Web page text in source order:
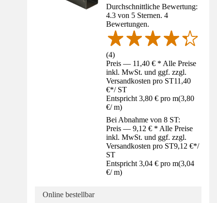
Durchschnittliche Bewertung:
4.3 von 5 Sternen. 4
Bewertungen.
(4)
Preis — 11,40 € * Alle Preise
inkl. MwSt. und ggf. zzgl.
Versandkosten pro ST11,40
€*/ ST
Entspricht 3,80 € pro m(3,80
€/ m)
Bei Abnahme von 8 ST:
Preis — 9,12 € * Alle Preise
inkl. MwSt. und ggf. zzgl.
Versandkosten pro ST9,12 €*/
ST
Entspricht 3,04 € pro m(3,04
€/ m)
Online bestellbar